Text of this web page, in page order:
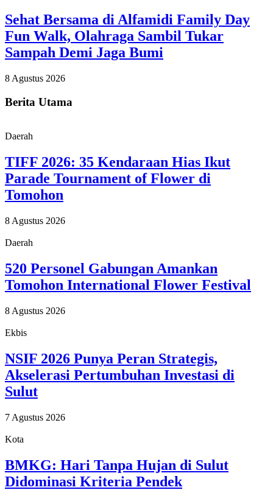
Sehat Bersama di Alfamidi Family Day
Fun Walk, Olahraga Sambil Tukar
Sampah Demi Jaga Bumi
8 Agustus 2026
Berita Utama
Daerah
TIFF 2026: 35 Kendaraan Hias Ikut
Parade Tournament of Flower di
Tomohon
8 Agustus 2026
Daerah
520 Personel Gabungan Amankan
Tomohon International Flower Festival
8 Agustus 2026
Ekbis
NSIF 2026 Punya Peran Strategis,
Akselerasi Pertumbuhan Investasi di
Sulut
7 Agustus 2026
Kota
BMKG: Hari Tanpa Hujan di Sulut
Didominasi Kriteria Pendek